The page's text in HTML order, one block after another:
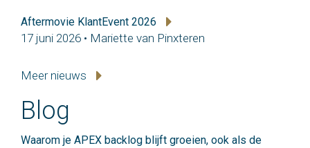
Aftermovie KlantEvent 2026
17 juni 2026 • Mariette van Pinxteren
Meer nieuws
Blog
Waarom je APEX backlog blijft groeien, ook als de